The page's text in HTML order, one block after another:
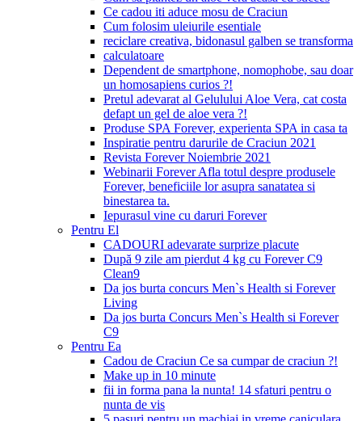
Ce cadou iti aduce mosu de Craciun
Cum folosim uleiurile esentiale
reciclare creativa, bidonasul galben se transforma
calculatoare
Dependent de smartphone, nomophobe, sau doar
un homosapiens curios ?!
Pretul adevarat al Gelulului Aloe Vera, cat costa
defapt un gel de aloe vera ?!
Produse SPA Forever, experienta SPA in casa ta
Inspiratie pentru darurile de Craciun 2021
Revista Forever Noiembrie 2021
Webinarii Forever Afla totul despre produsele
Forever, beneficiile lor asupra sanatatea si
binestarea ta.
Iepurasul vine cu daruri Forever
Pentru El
CADOURI adevarate surprize placute
După 9 zile am pierdut 4 kg cu Forever C9
Clean9
Da jos burta concurs Men`s Health si Forever
Living
Da jos burta Concurs Men`s Health si Forever
C9
Pentru Ea
Cadou de Craciun Ce sa cumpar de craciun ?!
Make up in 10 minute
fii in forma pana la nunta! 14 sfaturi pentru o
nunta de vis